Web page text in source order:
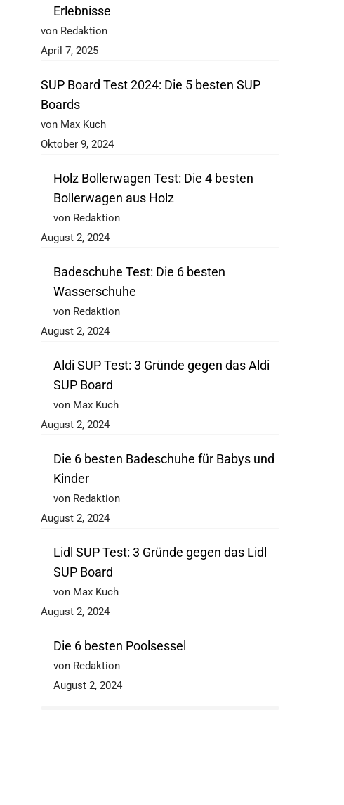
Erlebnisse
von Redaktion
April 7, 2025
SUP Board Test 2024: Die 5 besten SUP
Boards
von Max Kuch
Oktober 9, 2024
Holz Bollerwagen Test: Die 4 besten
Bollerwagen aus Holz
von Redaktion
August 2, 2024
Badeschuhe Test: Die 6 besten
Wasserschuhe
von Redaktion
August 2, 2024
Aldi SUP Test: 3 Gründe gegen das Aldi
SUP Board
von Max Kuch
August 2, 2024
Die 6 besten Badeschuhe für Babys und
Kinder
von Redaktion
August 2, 2024
Lidl SUP Test: 3 Gründe gegen das Lidl
SUP Board
von Max Kuch
August 2, 2024
Die 6 besten Poolsessel
von Redaktion
August 2, 2024